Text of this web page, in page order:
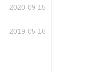
2020-09-15
2019-05-16